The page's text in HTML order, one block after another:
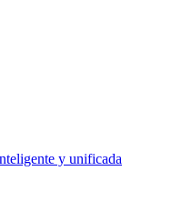
y unificada